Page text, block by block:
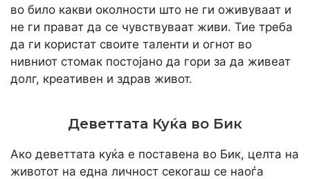
во било какви околности што не ги оживуваат и
не ги прават да се чувствуваат живи. Тие треба
да ги користат своите таленти и огнот во
нивниот стомак постојано да гори за да живеат
долг, креативен и здрав живот.
Деветтата Куќа во Бик
Ако деветтата куќа е поставена во Бик, целта на
животот на една личност секогаш се наоѓа